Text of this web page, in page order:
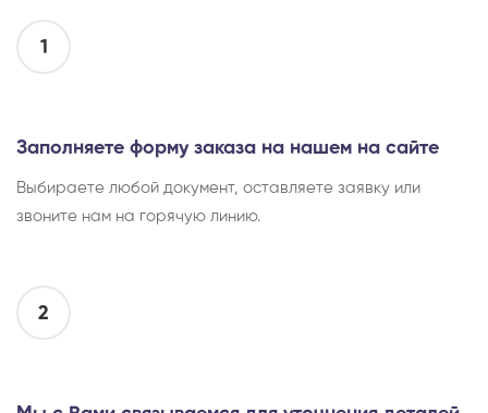
1
Заполняете форму заказа на нашем на сайте
Выбираете любой документ, оставляете заявку или
звоните нам на горячую линию.
2